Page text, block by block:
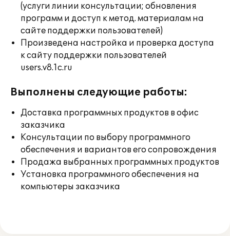
(услуги линии консультации; обновления
программ и доступ к метод. материалам на
сайте поддержки пользователей)
Произведена настройка и проверка доступа
к сайту поддержки пользователей
users.v8.1c.ru
Выполнены следующие работы:
Доставка программных продуктов в офис
заказчика
Консультации по выбору программного
обеспечения и вариантов его сопровождения
Продажа выбранных программных продуктов
Установка программного обеспечения на
компьютеры заказчика